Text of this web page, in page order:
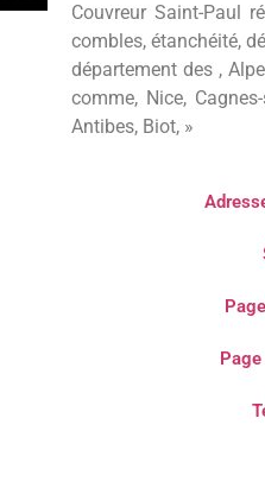
Couvreur Saint-Paul
combles, étanchéité,
département des ,
comme, Nice,
Antibes, Biot, »